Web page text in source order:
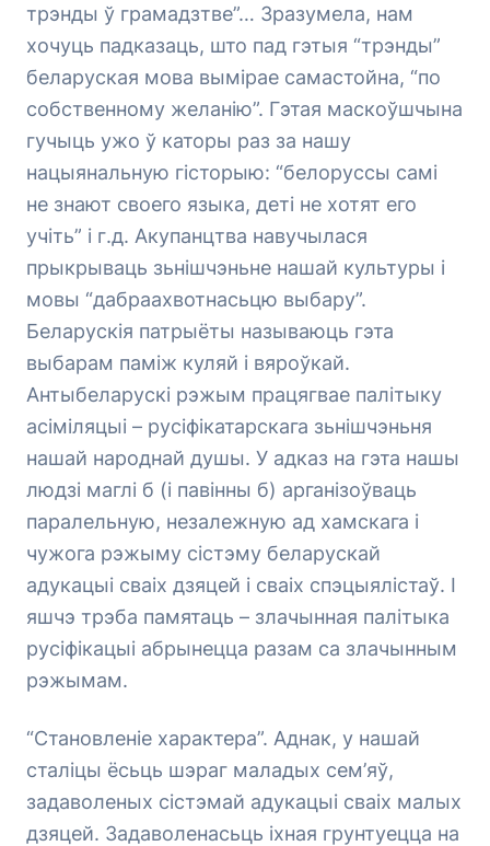
трэнды ў грамадзтве”… Зразумела, нам
хочуць падказаць, што пад гэтыя “трэнды”
беларуская мова вымірае самастойна, “по
собственному желанію”. Гэтая маскоўшчына
гучыць ужо ў каторы раз за нашу
нацыянальную гісторыю: “белоруссы самі
не знают своего языка, деті не хотят его
учіть” і г.д. Акупанцтва навучылася
прыкрываць зьнішчэньне нашай культуры і
мовы “дабраахвотнасьцю выбару”.
Беларускія патрыёты называюць гэта
выбарам паміж куляй і вяроўкай.
Антыбеларускі рэжым працягвае палітыку
асіміляцыі – русіфікатарскага зьнішчэньня
нашай народнай душы. У адказ на гэта нашы
людзі маглі б (і павінны б) арганізоўваць
паралельную, незалежную ад хамскага і
чужога рэжыму сістэму беларускай
адукацыі сваіх дзяцей і сваіх спэцыялістаў. І
яшчэ трэба памятаць – злачынная палітыка
русіфікацыі абрынецца разам са злачынным
рэжымам.
“Становленіе характера”. Аднак, у нашай
сталіцы ёсьць шэраг маладых сем’яў,
задаволеных сістэмай адукацыі сваіх малых
дзяцей. Задаволенасьць іхная грунтуецца на